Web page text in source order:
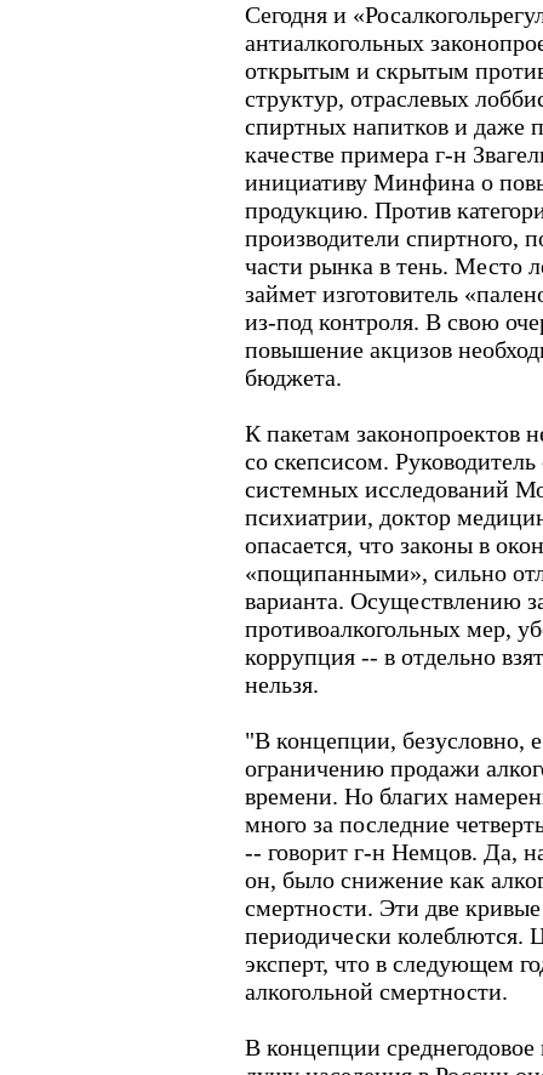
Сегодня и
антиалкогольных
открытым и скрытым
структур, отраслевых
спиртных напитков и даже
качестве примера г-н
инициативу Минфина о
продукцию. Против
производители спиртного,
части рынка в тень. Место
займет изготовитель
из-под контроля. В свою
повышение акцизов
бюджета.
К пакетам законопроектов
со скепсисом.
системных исследований
психиатрии, доктор
опасается, что законы в
«пощипанными», сильно
варианта. Осуществлению
противоалкогольных мер,
коррупция -- в отдельно
нельзя.
"В концепции, безусловно,
ограничению продажи
времени. Но благих
много за последние
-- говорит г-н Немцов. Да,
он, было снижение как
смертности. Эти две
периодически колеблются.
эксперт, что в следующем
алкогольной смертности.
В концепции